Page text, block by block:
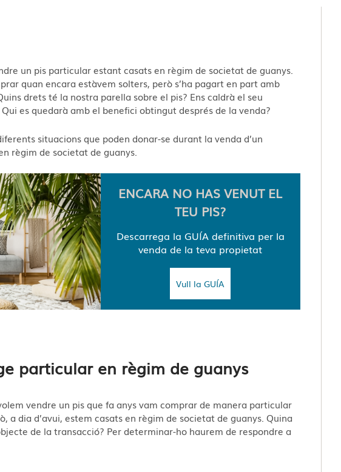
un pis particular estant casats en règim de societat de guanys.
quan encara estàvem solters, però s’ha pagart en part amb
drets té la nostra parella sobre el pis? Ens caldrà el seu
es quedarà amb el benefici obtingut després de la venda?
situacions que poden donar-se durant la venda d’un
règim de societat de guanys.
ENCARA NO HAS VENUT EL
TEU PIS?
Descarrega la GUÍA definitiva per la
venda de la teva propietat
Vull la GUÍA
particular en règim de guanys
vendre un pis que fa anys vam comprar de manera particular
a dia d’avui, estem casats en règim de societat de guanys. Quina
de la transacció? Per determinar-ho haurem de respondre a